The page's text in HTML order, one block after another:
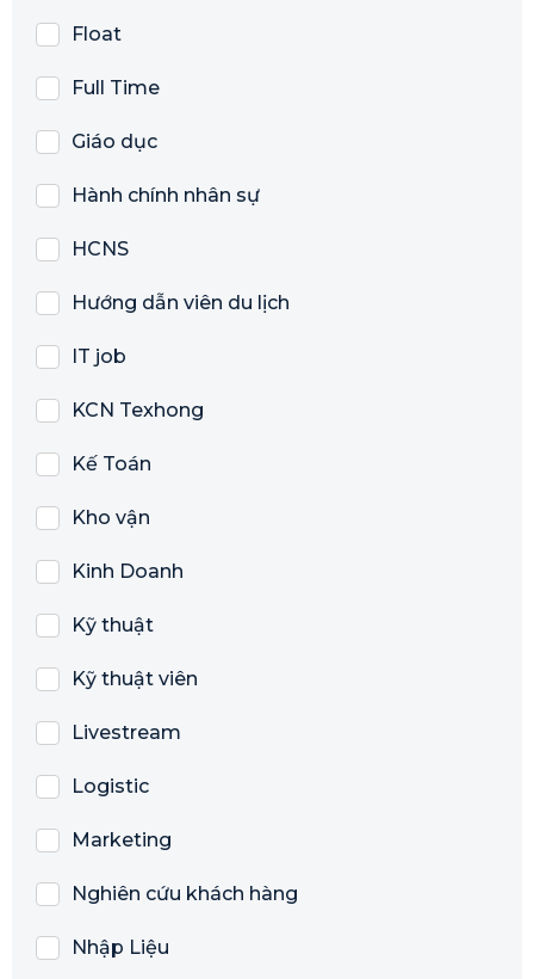
Float
Full Time
Giáo dục
Hành chính nhân sự
HCNS
Hướng dẫn viên du lịch
IT job
KCN Texhong
Kế Toán
Kho vận
Kinh Doanh
Kỹ thuật
Kỹ thuật viên
Livestream
Logistic
Marketing
Nghiên cứu khách hàng
Nhập Liệu